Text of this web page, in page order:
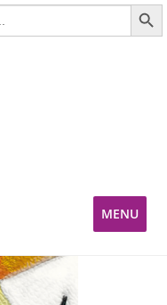
MENU